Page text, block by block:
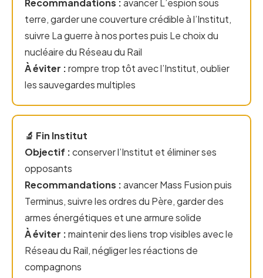
Recommandations :avancer L’espion sous
terre, garder une couverture crédible à l’Institut,
suivre La guerre à nos portes puis Le choix du
nucléaire du Réseau du Rail
À éviter :rompre trop tôt avec l’Institut, oublier
les sauvegardes multiples
🔬 Fin Institut
Objectif :conserver l’Institut et éliminer ses
opposants
Recommandations :avancer Mass Fusion puis
Terminus, suivre les ordres du Père, garder des
armes énergétiques et une armure solide
À éviter :maintenir des liens trop visibles avec le
Réseau du Rail, négliger les réactions de
compagnons